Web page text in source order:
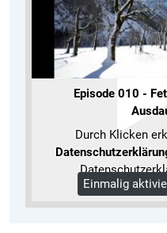
Episode 010 -
Durch Klicken
Mehr
Einmalig